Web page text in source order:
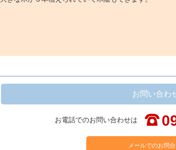
お問い合わ
お電話でのお問い合わせは ;
メールでのお問